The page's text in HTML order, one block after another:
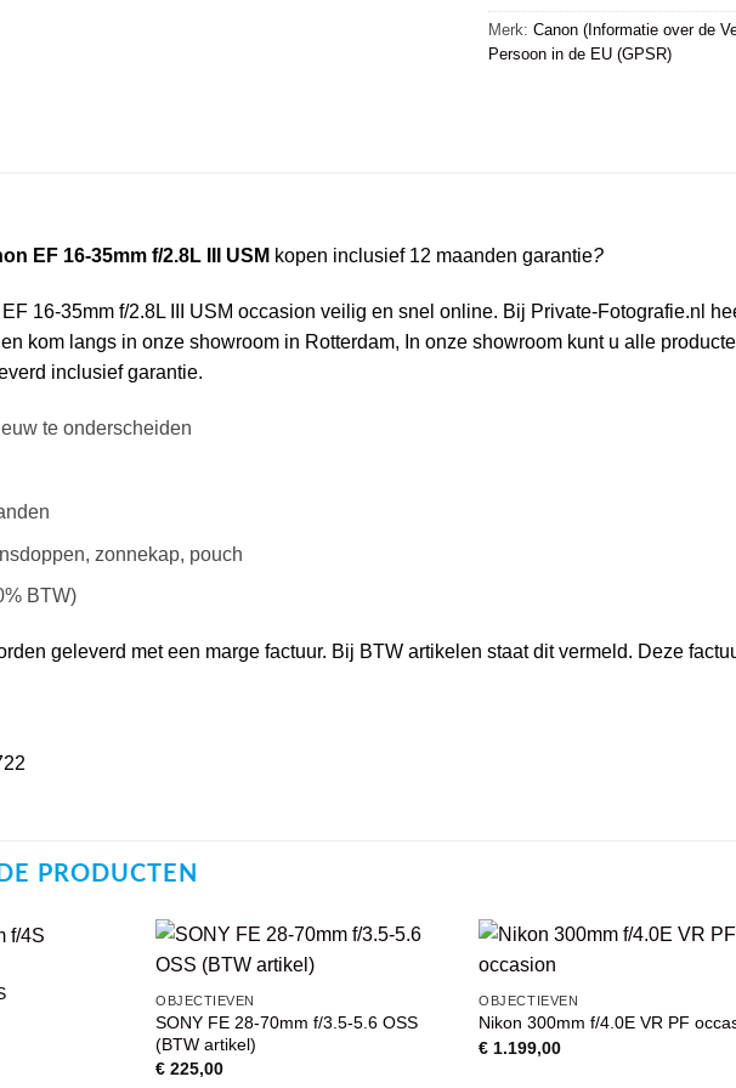
Merk: Canon (Informatie over de
Persoon in de EU (GPSR)
EF 16-35mm f/2.8L III USM kopen inclusief 12 maanden garantie?
16-35mm f/2.8L III USM occasion veilig en snel online. Bij Private-Fotografie.nl
kom langs in onze showroom in Rotterdam, In onze showroom kunt u alle
inclusief garantie.
te onderscheiden
zonnekap, pouch
BTW)
geleverd met een marge factuur. Bij BTW artikelen staat dit vermeld. Deze
PRODUCTEN
VOEG TOE
WENSENLIJST
OBJECTIEVEN
SONY FE 28-70mm f/3.5-5.6 OSS
(BTW artikel)
€ 225,00
OBJECTIEVEN
Nikon 300mm f/4.0E VR PF
€ 1.199,00